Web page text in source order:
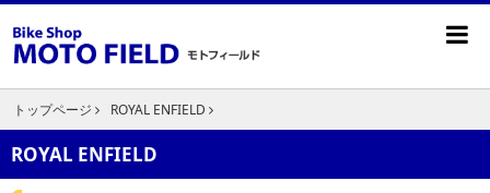
トップページ ROYAL ENFIELD
ROYAL ENFIELD